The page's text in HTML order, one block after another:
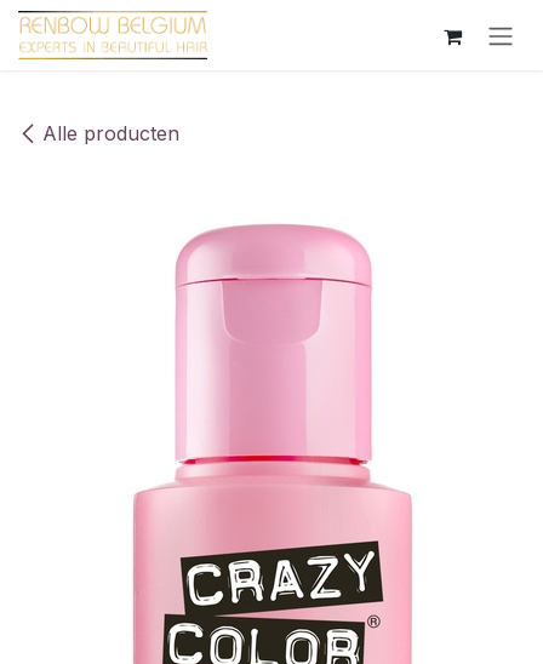
Overslaan naar inhoud
Alle producten